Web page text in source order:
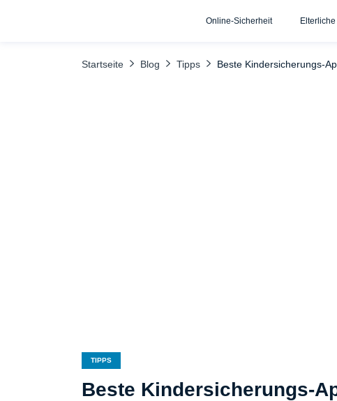
Online-Sicherheit
Startseite Blog Tipps Beste Kindersicherungs-
TIPPS
Beste Kindersicherungs-
So richten Sie Google Family Link ein